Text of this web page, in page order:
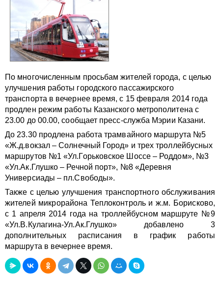
По многочисленным просьбам жителей города, с целью
улучшения работы городского пассажирского
транспорта в вечернее время, с 15 февраля 2014 года
продлен режим работы Казанского метрополитена с
23.00 до 00.00, сообщает пресс-служба Мэрии Казани.
До 23.30 продлена работа трамвайного маршрута №5
«Ж.д.вокзал – Солнечный Город» и трех троллейбусных
маршрутов №1 «Ул.Горьковское Шоссе – Роддом», №3
«Ул.Ак.Глушко – Речной порт», №8 «Деревня
Универсиады – пл.Свободы».
Также с целью улучшения транспортного обслуживания
жителей микрорайона Теплоконтроль и ж.м. Борисково,
с 1 апреля 2014 года на троллейбусном маршруте №9
«Ул.В.Кулагина-Ул.Ак.Глушко» добавлено 3
дополнительных расписания в график работы
маршрута в вечернее время.